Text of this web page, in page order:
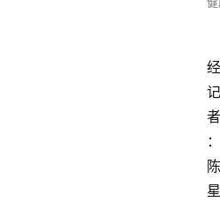
经
记
者
：
陈
星